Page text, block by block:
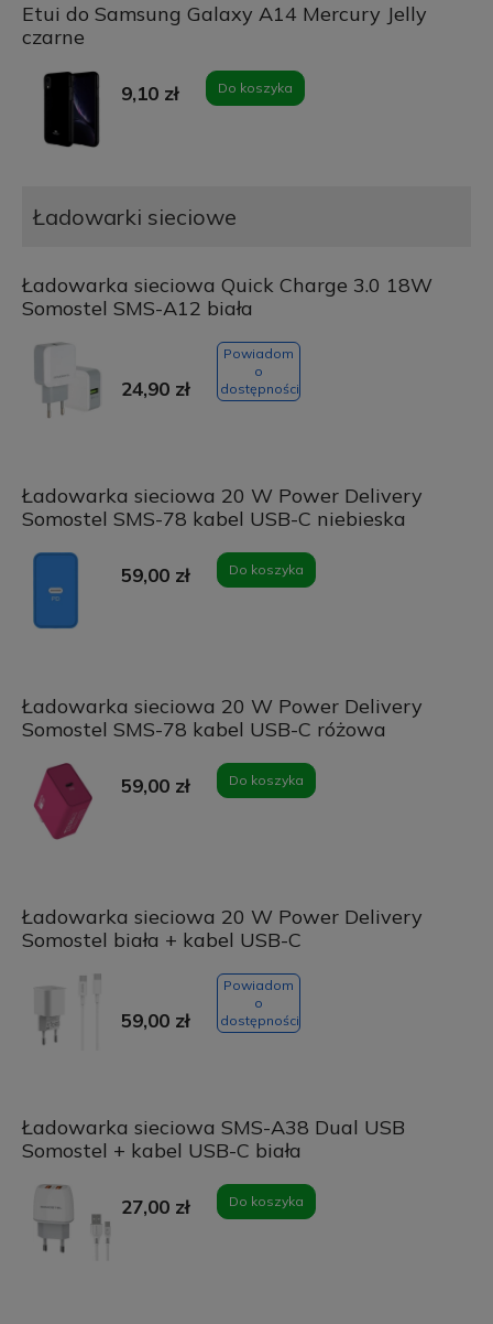
Etui do Samsung Galaxy A14 Mercury Jelly
czarne
9,10 zł Do koszyka
Ładowarki sieciowe
Ładowarka sieciowa Quick Charge 3.0 18W
Somostel SMS-A12 biała
24,90 zł
Powiadom
o
dostępności
Ładowarka sieciowa 20 W Power Delivery
Somostel SMS-78 kabel USB-C niebieska
59,00 zł Do koszyka
Ładowarka sieciowa 20 W Power Delivery
Somostel SMS-78 kabel USB-C różowa
59,00 zł Do koszyka
Ładowarka sieciowa 20 W Power Delivery
Somostel biała + kabel USB-C
59,00 zł
Powiadom
o
dostępności
Ładowarka sieciowa SMS-A38 Dual USB
Somostel + kabel USB-C biała
27,00 zł Do koszyka